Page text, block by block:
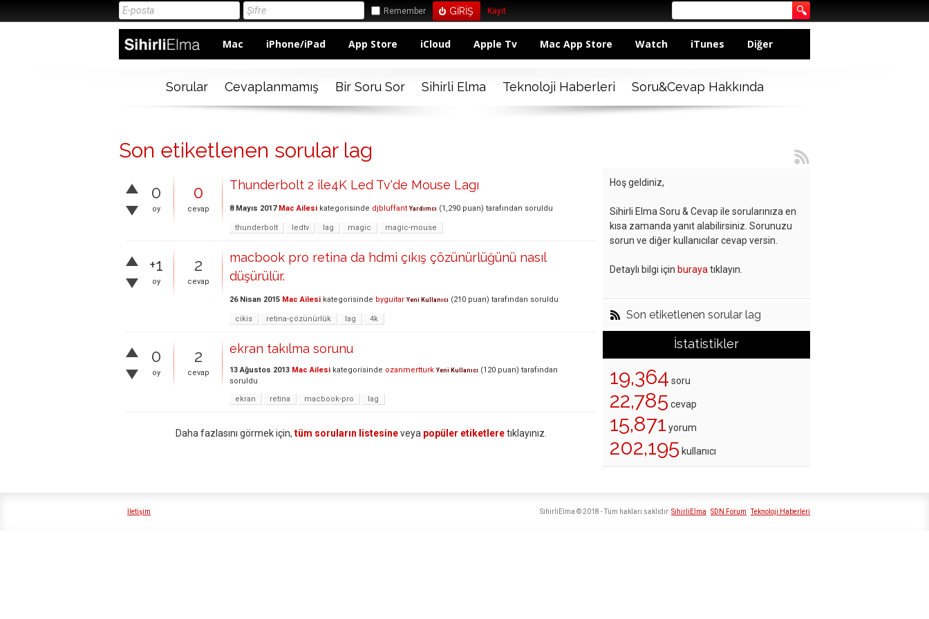
Remember Kayıt
Mac iPhone/iPad App Store iCloud Apple Tv Mac App Store Watch iTunes Diğer
Sorular Cevaplanmamış Bir Soru Sor Sihirli Elma Teknoloji Haberleri Soru&Cevap Hakkında
Son etiketlenen sorular lag
0
oy
0
cevap
Thunderbolt 2 ile4K Led Tv'de Mouse Lagı
8 Mayıs 2017 Mac Ailesi kategorisinde djbluffant Yardımcı (1,290 puan) tarafından soruldu
thunderbolt ledtv lag magic magic-mouse
+1
oy
2
cevap
macbook pro retina da hdmi çıkış çözünürlüğünü nasıl
düşürülür.
26 Nisan 2015 Mac Ailesi kategorisinde byguitar Yeni Kullanıcı (210 puan) tarafından soruldu
cikis retina-çözünürlük lag 4k
0
oy
2
cevap
ekran takılma sorunu
13 Ağustos 2013 Mac Ailesi kategorisinde ozanmertturk Yeni Kullanıcı (120 puan) tarafından
soruldu
ekran
retina macbook-pro lag
Daha fazlasını görmek için, tüm soruların listesineveya popüler etiketleretıklayınız.
Hoş geldiniz,
Sihirli Elma Soru & Cevap ile sorularınıza en
kısa zamanda yanıt alabilirsiniz. Sorunuzu
sorun ve diğer kullanıcılar cevap versin.
Detaylı bilgi için buraya tıklayın.
Son etiketlenen sorular lag
İstatistikler
19,364 soru
22,785 cevap
15,871 yorum
202,195 kullanıcı
İletişim SihirliElma SDN Forum Teknoloji Haberleri
SihirliElma © 2018 - Tüm hakları saklıdır